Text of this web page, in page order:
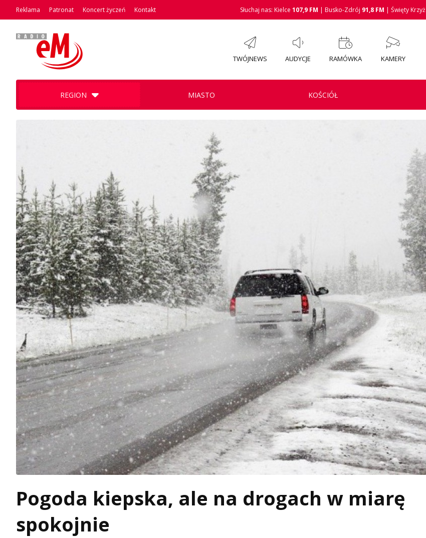
Reklama Patronat Koncert życzeń Kontakt Słuchaj nas: Kielce 107,9 FM | Busko-Zdrój 91,8 FM | Święty Krzyż
TWÓJNEWS AUDYCJE RAMÓWKA KAMERY
REGION MIASTO KOŚCIÓŁ
Pogoda kiepska, ale na drogach w miarę
spokojnie